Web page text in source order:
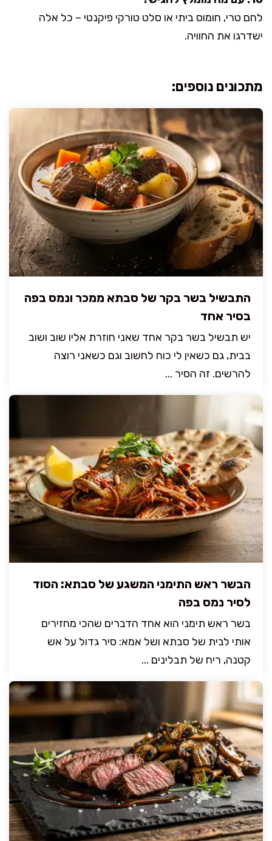
לחם טרי, חומוס ביתי או סלט טורקי פיקנטי – כל אלה
ישדרגו את החוויה.
מתכונים נוספים:
התבשיל בשר בקר של סבתא ממכר ונמס בפה
בסיר אחד
יש תבשיל בשר בקר אחד שאני חוזרת אליו שוב ושוב
בבית, גם כשאין לי כוח לחשוב וגם כשאני רוצה
להרשים. זה הסיר ...
הבשר ראש התימני המשגע של סבתא: הסוד
לסיר נמס בפה
בשר ראש תימני הוא אחד הדברים שהכי מחזירים
אותי לבית של סבתא ושל אמא: סיר גדול על אש
קטנה, ריח של תבלינים ...